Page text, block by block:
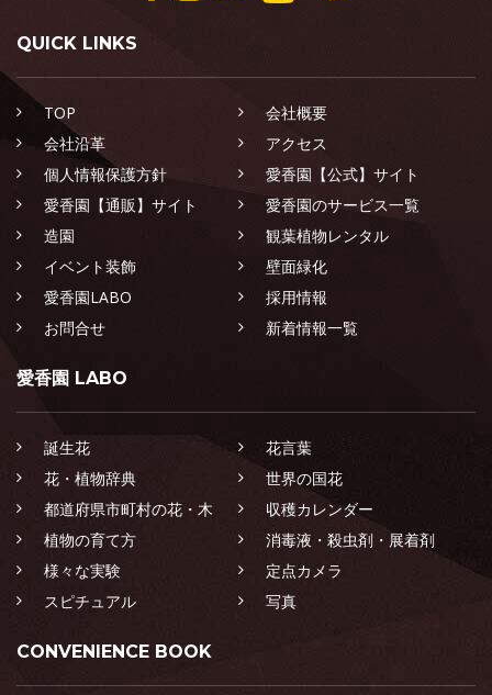
QUICK LINKS
TOP
会社概要
会社沿革
アクセス
個人情報保護方針
愛香園【公式】サイト
愛香園【通販】サイト
愛香園のサービス一覧
造園
観葉植物レンタル
イベント装飾
壁面緑化
愛香園LABO
採用情報
お問合せ
新着情報一覧
愛香園 LABO
誕生花
花言葉
花・植物辞典
世界の国花
都道府県市町村の花・木
収穫カレンダー
植物の育て方
消毒液・殺虫剤・展着剤
様々な実験
定点カメラ
スピチュアル
写真
CONVENIENCE BOOK